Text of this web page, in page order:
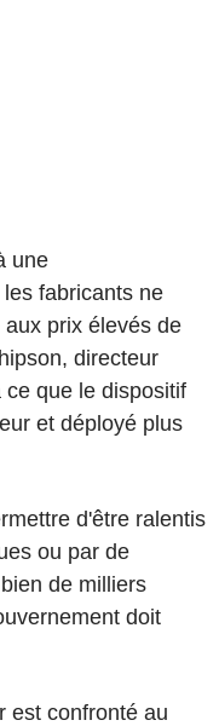
une
fabricants ne
prix élevés de
directeur
que le dispositif
et déployé plus
d'être ralentis
ou par de
de milliers
doit
est confronté au